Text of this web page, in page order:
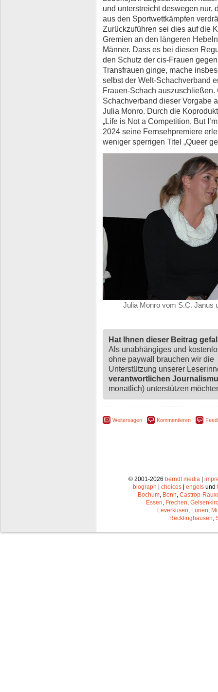
und unterstreicht deswegen nur,
aus den Sportwettkämpfen
Zurückzuführen sei dies auf die
Gremien an den längeren
Männer. Dass es bei diesen
den Schutz der cis-Frauen
Transfrauen ginge, mache
selbst der Welt-Schachverband
Frauen-Schach
Schachverband dieser Vorgabe
Julia Monro. Durch die
„Life is Not a Competition, But
2024 seine Fernsehpremiere
weniger sperrigen Titel „Queer
Julia Monro vom S.C. Janus
Hat Ihnen dieser Beitrag
Als unabhängiges und
ohne paywall brauchen wir die
Unterstützung unserer
verantwortlichen
monatlich) unterstützen
Weitersagen Kommentieren
© 2001-2026 berndt media |
biograph | choices | engels und
Bochum Bonn Castrop-
Essen Frechen
Leverkusen Lünen
Recklinghausen